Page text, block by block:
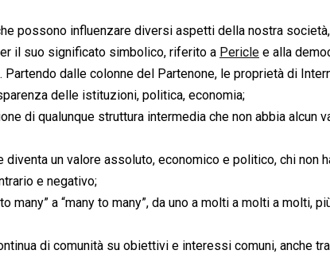
possono influenzare diversi aspetti della nostra
il suo significato simbolico, riferito a Pericle e alla
. Partendo dalle colonne del Partenone, le proprietà di
delle istituzioni, politica, economia;
di qualunque struttura intermedia che non abbia alcun
diventa un valore assoluto, economico e politico, chi non
e negativo;
many” a “many to many”, da uno a molti a molti a molti,
di comunità su obiettivi e interessi comuni, anche